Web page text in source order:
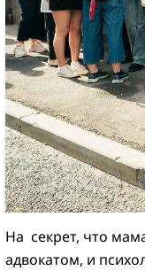
На секрет, что
адвокатом, и